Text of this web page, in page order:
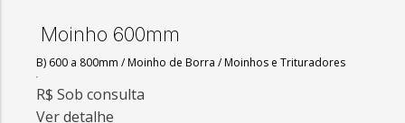
Moinho 600mm
B) 600 a 800mm /Moinho de Borra /Moinhos e Trituradores
R$ Sob consulta
Ver detalhe